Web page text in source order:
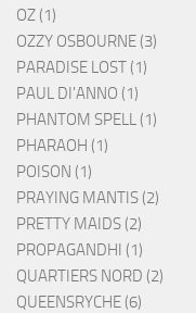
OZ (1)
OZZY OSBOURNE (3)
PARADISE LOST (1)
PAUL DI'ANNO (1)
PHANTOM SPELL (1)
PHARAOH (1)
POISON (1)
PRAYING MANTIS (2)
PRETTY MAIDS (2)
PROPAGANDHI (1)
QUARTIERS NORD (2)
QUEENSRYCHE (6)